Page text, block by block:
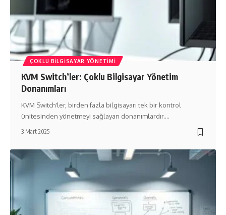
ÇOKLU BILGISAYAR YÖNETIMI
KVM Switch’ler: Çoklu Bilgisayar Yönetim
Donanımları
KVM Switch'ler, birden fazla bilgisayarı tek bir kontrol
ünitesinden yönetmeyi sağlayan donanımlardır.…
3 Mart 2025